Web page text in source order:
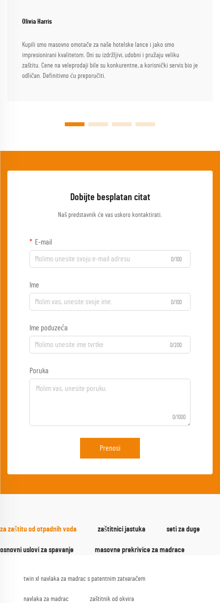
Olivia Harris
Kupili smo masovno omotače za naše hotelske lance i jako smo
impresionirani kvalitetom. Oni su izdržljivi, udobni i pružaju veliku
zaštitu. Cene na veleprodaji bile su konkurentne, a korisnički servis bio je
odličan. Definitivno ću preporučiti.
Dobijte besplatan citat
Naš predstavnik će vas uskoro kontaktirati.
E-mail
0/100
Ime
0/100
Ime poduzeća
0/200
Poruka
0/1000
Prenosi
za zaštitu od otpadnih voda zaštitnici jastuka seti za duge
osnovni uslovi za spavanje masovne prekrivice za madrace
twin xl navlaka za madrac s patentnim zatvaračem
navlaka za madrac zaštitnik od okvira